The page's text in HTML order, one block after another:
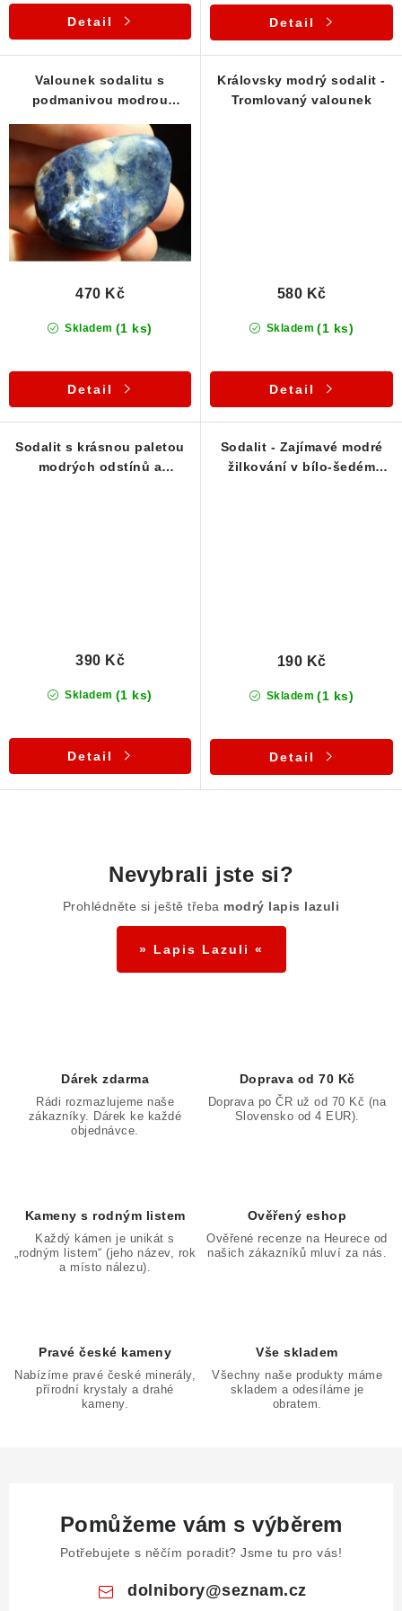
Detail Detail
Valounek sodalitu s
podmanivou modrou
Skladem (1 ks)
470 Kč
Detail
Královsky modrý sodalit -
Tromlovaný valounek
Skladem (1 ks)
580 Kč
Detail
Sodalit s krásnou paletou
modrých odstínů a
Skladem (1 ks)
390 Kč
Detail
Sodalit - Zajímavé modré
žilkování v bílo-šedém
Skladem (1 ks)
190 Kč
Detail
u
Nevybrali jste si?
Prohlédněte si ještě třeba modrý lapis lazuli
» Lapis Lazuli «
Dárek zdarma
Rádi rozmazlujeme naše
zákazníky. Dárek ke každé
objednávce.
Doprava od 70 Kč
Doprava po ČR už od 70 Kč (na
Slovensko od 4 EUR).
Kameny s rodným listem
Každý kámen je unikát s
„rodným listem“ (jeho název, rok
a místo nálezu).
Ověřený eshop
Ověřené recenze na Heurece od
našich zákazníků mluví za nás.
Pravé české kameny
Nabízíme pravé české minerály,
přírodní krystaly a drahé
kameny.
Vše skladem
Všechny naše produkty máme
skladem a odesíláme je
obratem.
Pomůžeme vám s výběrem
Potřebujete s něčím poradit? Jsme tu pro vás!
dolnibory@seznam.cz